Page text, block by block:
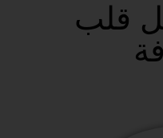
قلب